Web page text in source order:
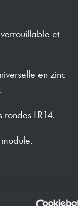
et
en zinc
LR14.